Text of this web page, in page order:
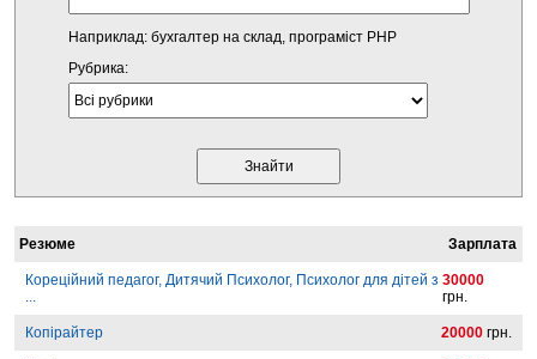
Наприклад: бухгалтер на склад, програміст PHP
Рубрика:
Резюме Зарплата
Кореційний педагог, Дитячий Психолог, Психолог для дітей з
...
30000
грн.
Копірайтер 20000 грн.